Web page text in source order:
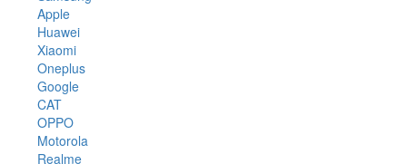
Apple
Huawei
Xiaomi
Oneplus
Google
CAT
OPPO
Motorola
Realme